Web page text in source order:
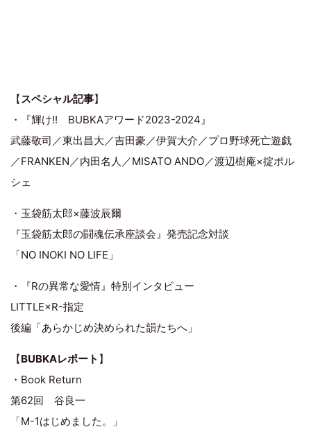
【スペシャル記事】
・『輝け!! BUBKAアワード2023-2024』
武藤敬司／東出昌大／吉田豪／伊賀大介／プロ野球死亡遊戯
／FRANKEN／内田名人／MISATO ANDO／渡辺樹庵×掟ポル
シェ
・玉袋筋太郎×藤波辰爾
『玉袋筋太郎の闘魂伝承座談会』発売記念対談
「NO INOKI NO LIFE」
・『Rの異常な愛情』特別インタビュー
LITTLE×R-指定
後編「あらかじめ決められた韻たちへ」
【BUBKAレポート 】
・Book Return
第62回 谷良一
「M-1はじめました。」